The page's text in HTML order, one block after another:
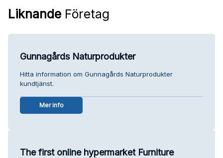
Liknande Företag
Gunnagårds Naturprodukter
Hitta information om Gunnagårds Naturprodukter
kundtjänst.
Mer info
The first online hypermarket Furniture